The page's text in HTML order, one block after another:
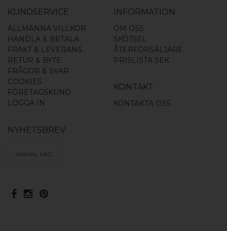
KUNDSERVICE
ALLMÄNNA VILLKOR
HANDLA & BETALA
FRAKT & LEVERANS
RETUR & BYTE
FRÅGOR & SVAR
COOKIES
FÖRETAGSKUND
LOGGA IN
INFORMATION
OM OSS
SKÖTSEL
ÅTERFÖRSÄLJARE
PRISLISTA SEK
KONTAKT
KONTAKTA OSS
NYHETSBREV
ANMÄL MIG